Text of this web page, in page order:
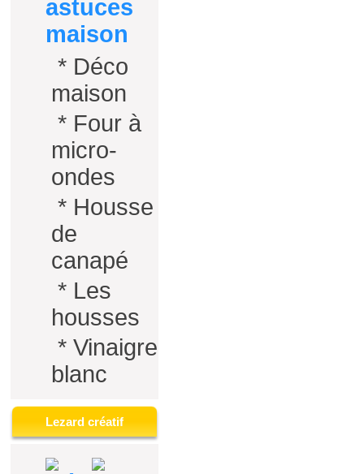
astuces
maison
* Déco
maison
* Four à
micro-
ondes
* Housse
de
canapé
* Les
housses
* Vinaigre
blanc
Lezard créatif